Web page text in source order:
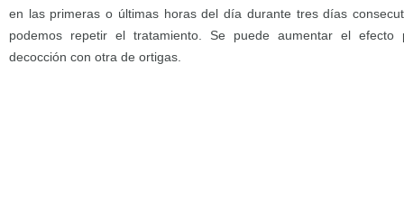
en las primeras o últimas horas del día durante tres días
podemos repetir el tratamiento. Se puede aumentar el efecto
decocción con otra de ortigas.